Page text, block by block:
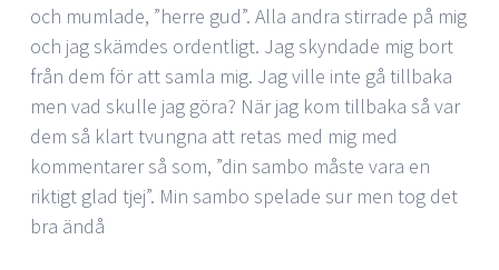
och mumlade, ”herre gud”. Alla andra stirrade på mig
och jag skämdes ordentligt. Jag skyndade mig bort
från dem för att samla mig. Jag ville inte gå tillbaka
men vad skulle jag göra? När jag kom tillbaka så var
dem så klart tvungna att retas med mig med
kommentarer så som, ”din sambo måste vara en
riktigt glad tjej”. Min sambo spelade sur men tog det
bra ändå